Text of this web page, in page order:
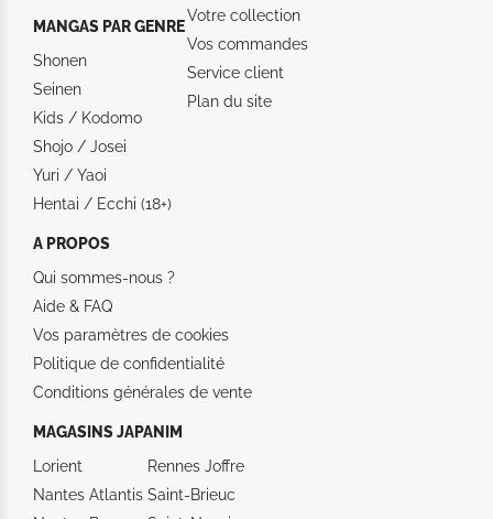
MANGAS PAR GENRE
Shonen
Seinen
Kids / Kodomo
Shojo / Josei
Yuri / Yaoi
Hentai / Ecchi (18+)
Votre collection
Vos commandes
Service client
Plan du site
A PROPOS
Qui sommes-nous ?
Aide & FAQ
Vos paramètres de cookies
Politique de confidentialité
Conditions générales de vente
MAGASINS JAPANIM
Lorient
Nantes Atlantis
Rennes Joffre
Saint-Brieuc